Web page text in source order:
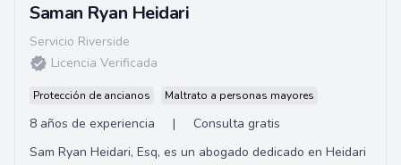
Saman Ryan Heidari
Servicio Riverside
Licencia Verificada
Protección de ancianos Maltrato a personas mayores
8 años de experiencia |
Consulta gratis
Sam Ryan Heidari, Esq, es un abogado dedicado en Heidari